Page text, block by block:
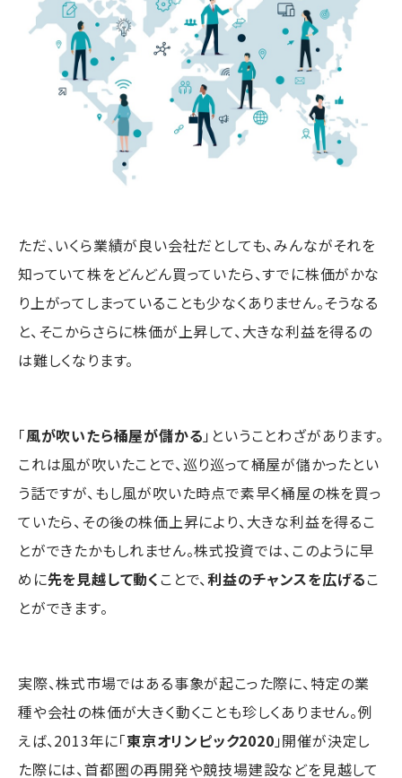
ただ、いくら業績が良い会社だとしても、みんながそれを
知っていて株をどんどん買っていたら、すでに株価がかな
り上がってしまっていることも少なくありません。そうなる
と、そこからさらに株価が上昇して、大きな利益を得るの
は難しくなります。
「風が吹いたら桶屋が儲かる 」ということわざがあります。
これは風が吹いたことで、巡り巡って桶屋が儲かったとい
う話ですが、もし風が吹いた時点で素早く桶屋の株を買っ
ていたら、その後の株価上昇により、大きな利益を得るこ
とができたかもしれません。株式投資では、このように早
めに先を見越して動く ことで、利益のチャンスを広げるこ
とができます。
実際、株式市場ではある事象が起こった際に、特定の業
種や会社の株価が大きく動くことも珍しくありません。例
えば、2013年に「東京オリンピック2020 」開催が決定し
た際には、首都圏の再開発や競技場建設などを見越して